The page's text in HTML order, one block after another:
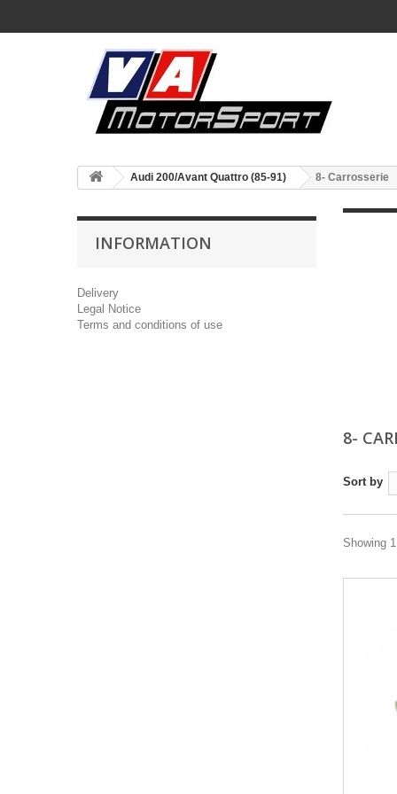
Audi 200/Avant Quattro (85-91) 8- Carrosserie
INFORMATION
Delivery
Legal Notice
Terms and conditions of use
8-
Sort by
Showing